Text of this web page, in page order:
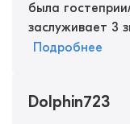
была
заслуживает 3
Подробнее
Dolphin723